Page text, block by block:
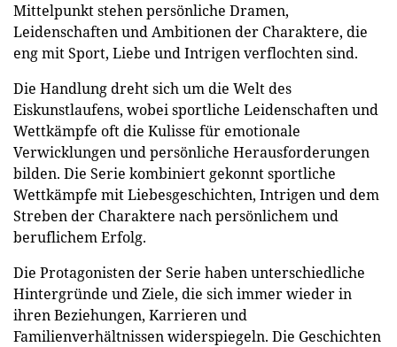
Mittelpunkt stehen persönliche Dramen,
Leidenschaften und Ambitionen der Charaktere, die
eng mit Sport, Liebe und Intrigen verflochten sind.
Die Handlung dreht sich um die Welt des
Eiskunstlaufens, wobei sportliche Leidenschaften und
Wettkämpfe oft die Kulisse für emotionale
Verwicklungen und persönliche Herausforderungen
bilden. Die Serie kombiniert gekonnt sportliche
Wettkämpfe mit Liebesgeschichten, Intrigen und dem
Streben der Charaktere nach persönlichem und
beruflichem Erfolg.
Die Protagonisten der Serie haben unterschiedliche
Hintergründe und Ziele, die sich immer wieder in
ihren Beziehungen, Karrieren und
Familienverhältnissen widerspiegeln. Die Geschichten